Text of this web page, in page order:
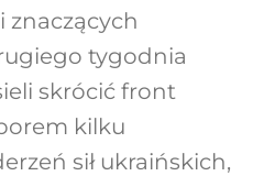
znaczących
tygodnia
skrócić front
kilku
sił ukraińskich,